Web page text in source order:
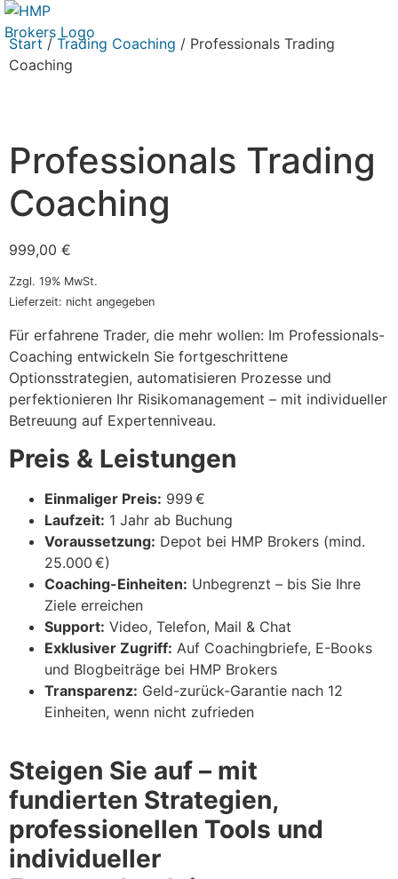
Start / Trading Coaching / Professionals Trading
Coaching
Professionals Trading
Coaching
999,00 €
Zzgl. 19% MwSt.
Lieferzeit: nicht angegeben
Für erfahrene Trader, die mehr wollen: Im Professionals-
Coaching entwickeln Sie fortgeschrittene
Optionsstrategien, automatisieren Prozesse und
perfektionieren Ihr Risikomanagement – mit individueller
Betreuung auf Expertenniveau.
Preis & Leistungen
Einmaliger Preis: 999 €
Laufzeit: 1 Jahr ab Buchung
Voraussetzung: Depot bei HMP Brokers (mind.
25.000 €)
Coaching-Einheiten: Unbegrenzt – bis Sie Ihre
Ziele erreichen
Support: Video, Telefon, Mail & Chat
Exklusiver Zugriff: Auf Coachingbriefe, E-Books
und Blogbeiträge bei HMP Brokers
Transparenz: Geld-zurück-Garantie nach 12
Einheiten, wenn nicht zufrieden
Steigen Sie auf – mit
fundierten Strategien,
professionellen Tools und
individueller